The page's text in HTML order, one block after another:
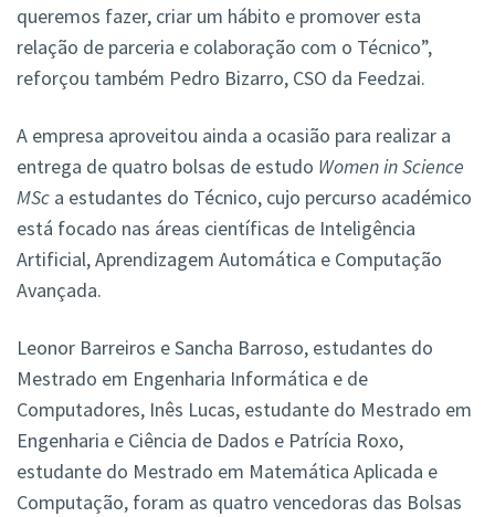
queremos fazer, criar um hábito e promover esta
relação de parceria e colaboração com o Técnico”,
reforçou também Pedro Bizarro, CSO da Feedzai.
A empresa aproveitou ainda a ocasião para realizar a
entrega de quatro bolsas de estudo Women in Science
MSc a estudantes do Técnico, cujo percurso académico
está focado nas áreas científicas de Inteligência
Artificial, Aprendizagem Automática e Computação
Avançada.
Leonor Barreiros e Sancha Barroso, estudantes do
Mestrado em Engenharia Informática e de
Computadores, Inês Lucas, estudante do Mestrado em
Engenharia e Ciência de Dados e Patrícia Roxo,
estudante do Mestrado em Matemática Aplicada e
Computação, foram as quatro vencedoras das Bolsas